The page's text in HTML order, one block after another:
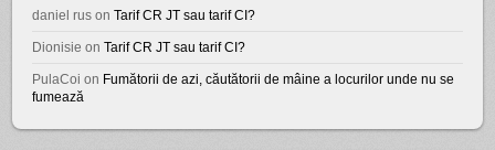
daniel rus onTarif CR JT sau tarif CI?
Dionisie onTarif CR JT sau tarif CI?
PulaCoi on Fumătorii de azi, căutătorii de mâine a locurilor unde nu se
fumează